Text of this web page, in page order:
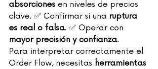
absorciones en niveles de precios
clave. ✅ Confirmar si una ruptura
es real o falsa. ✅ Operar con
mayor precisión y confianza.
Para interpretar correctamente el
Order Flow, necesitas herramientas